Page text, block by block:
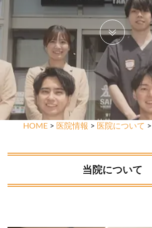
HOME > 医院情報 > 医院について
当院について